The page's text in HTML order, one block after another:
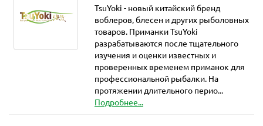
TsuYoki - новый китайский бренд
воблеров, блесен и других рыболовных
товаров. Приманки TsuYoki
разрабатываются после тщательного
изучения и оценки известных и
проверенных временем приманок для
профессиональной рыбалки. На
протяжении длительного перио...
Подробнее...